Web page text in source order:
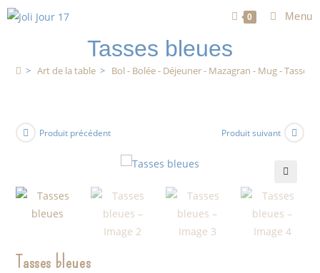
0 Menu
Tasses bleues
> Art de la table > Bol - Bolée - Déjeuner - Mazagran - Mug - Tasse
Produit précédent Produit suivant
🔍
Tasses bleues